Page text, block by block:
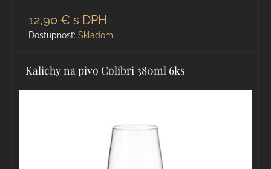
12,90 € s DPH
Dostupnosť: Skladom
Kalichy na pivo Colibri 380ml 6ks